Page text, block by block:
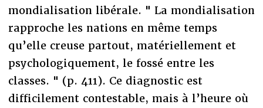
mondialisation libérale. " La mondialisation
rapproche les nations en même temps
qu’elle creuse partout, matériellement et
psychologiquement, le fossé entre les
classes. " (p. 411). Ce diagnostic est
difficilement contestable, mais à l’heure où